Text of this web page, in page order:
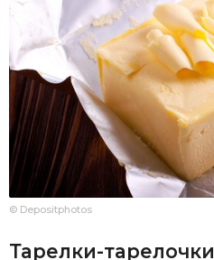
© Depositphotos
Тарелки-тарелочки